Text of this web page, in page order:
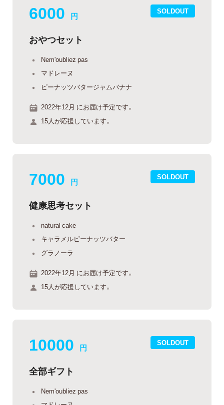
SOLDOUT
6000 円
おやつセット
Nem'oubliez pas
マドレーヌ
ピーナッツバタージャムバナナ
2022年12月 にお届け予定です。
15人が応援しています。
SOLDOUT
7000 円
健康思考セット
natural cake
キャラメルピーナッツバター
グラノーラ
2022年12月 にお届け予定です。
15人が応援しています。
SOLDOUT
10000 円
全部ギフト
Nem'oubliez pas